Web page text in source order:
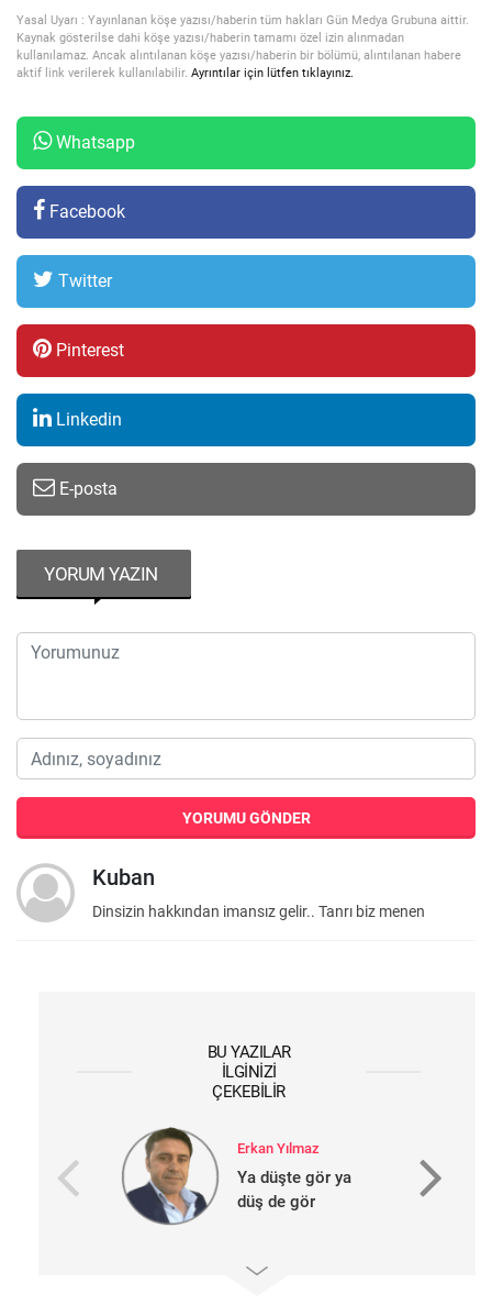
Yasal Uyarı : Yayınlanan köşe yazısı/haberin tüm hakları Gün Medya Grubuna aittir.
Kaynak gösterilse dahi köşe yazısı/haberin tamamı özel izin alınmadan
kullanılamaz. Ancak alıntılanan köşe yazısı/haberin bir bölümü, alıntılanan habere
aktif link verilerek kullanılabilir. Ayrıntılar için lütfen tıklayınız.
Whatsapp
Facebook
Twitter
Pinterest
Linkedin
E-posta
YORUM YAZIN
YORUMU GÖNDER
Kuban
Dinsizin hakkından imansız gelir.. Tanrı biz menen
BU YAZILAR
İLGINIZI
ÇEKEBILIR
Erkan Yılmaz
Ya düşte gör ya
düş de gör